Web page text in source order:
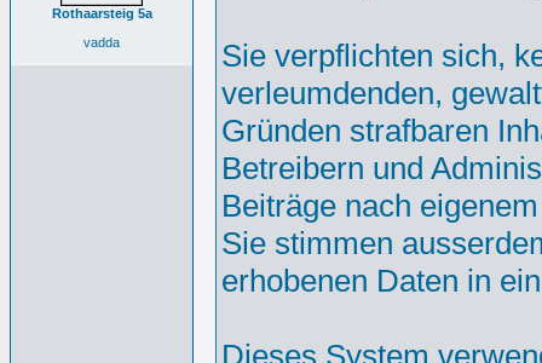
Rothaarsteig 5a
vadda
Sie verpflichten sich,
verleumdenden,
Gründen strafbaren
Betreibern und
Beiträge nach
Sie stimmen
erhobenen Daten in
Dieses System